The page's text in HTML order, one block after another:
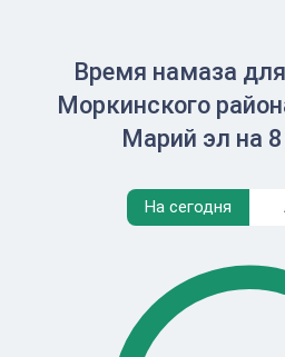
Время намаза
Моркинского
Марий эл на 8
На сегодня